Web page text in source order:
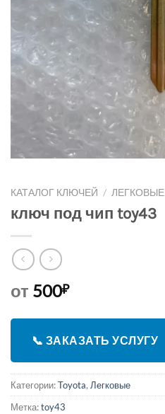
КАТАЛОГ КЛЮЧЕЙ / ЛЕГКОВЫЕ
ключ под чип toy43
от 500₽
📞 ЗАКАЗАТЬ УСЛУГУ
Категории:Toyota, Легковые
Метка:toy43